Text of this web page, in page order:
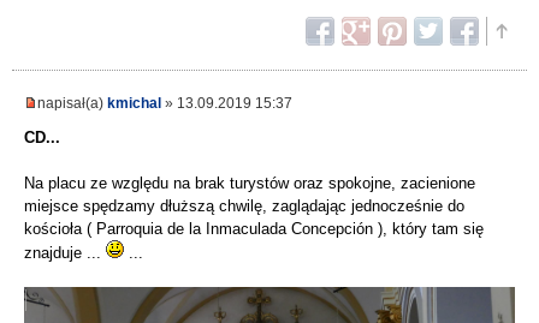
napisał(a) kmichal » 13.09.2019 15:37
CD...
Na placu ze względu na brak turystów oraz spokojne, zacienione
miejsce spędzamy dłuższą chwilę, zaglądając jednocześnie do
kościoła ( Parroquia de la Inmaculada Concepción ), który tam się
znajduje ...